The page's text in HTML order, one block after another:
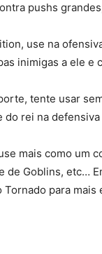
pushs
use na
inimigas a ele e
tente usar
do rei na
mais como um
de Goblins, etc…
para mais